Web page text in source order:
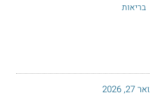
בריאות
27, 2026